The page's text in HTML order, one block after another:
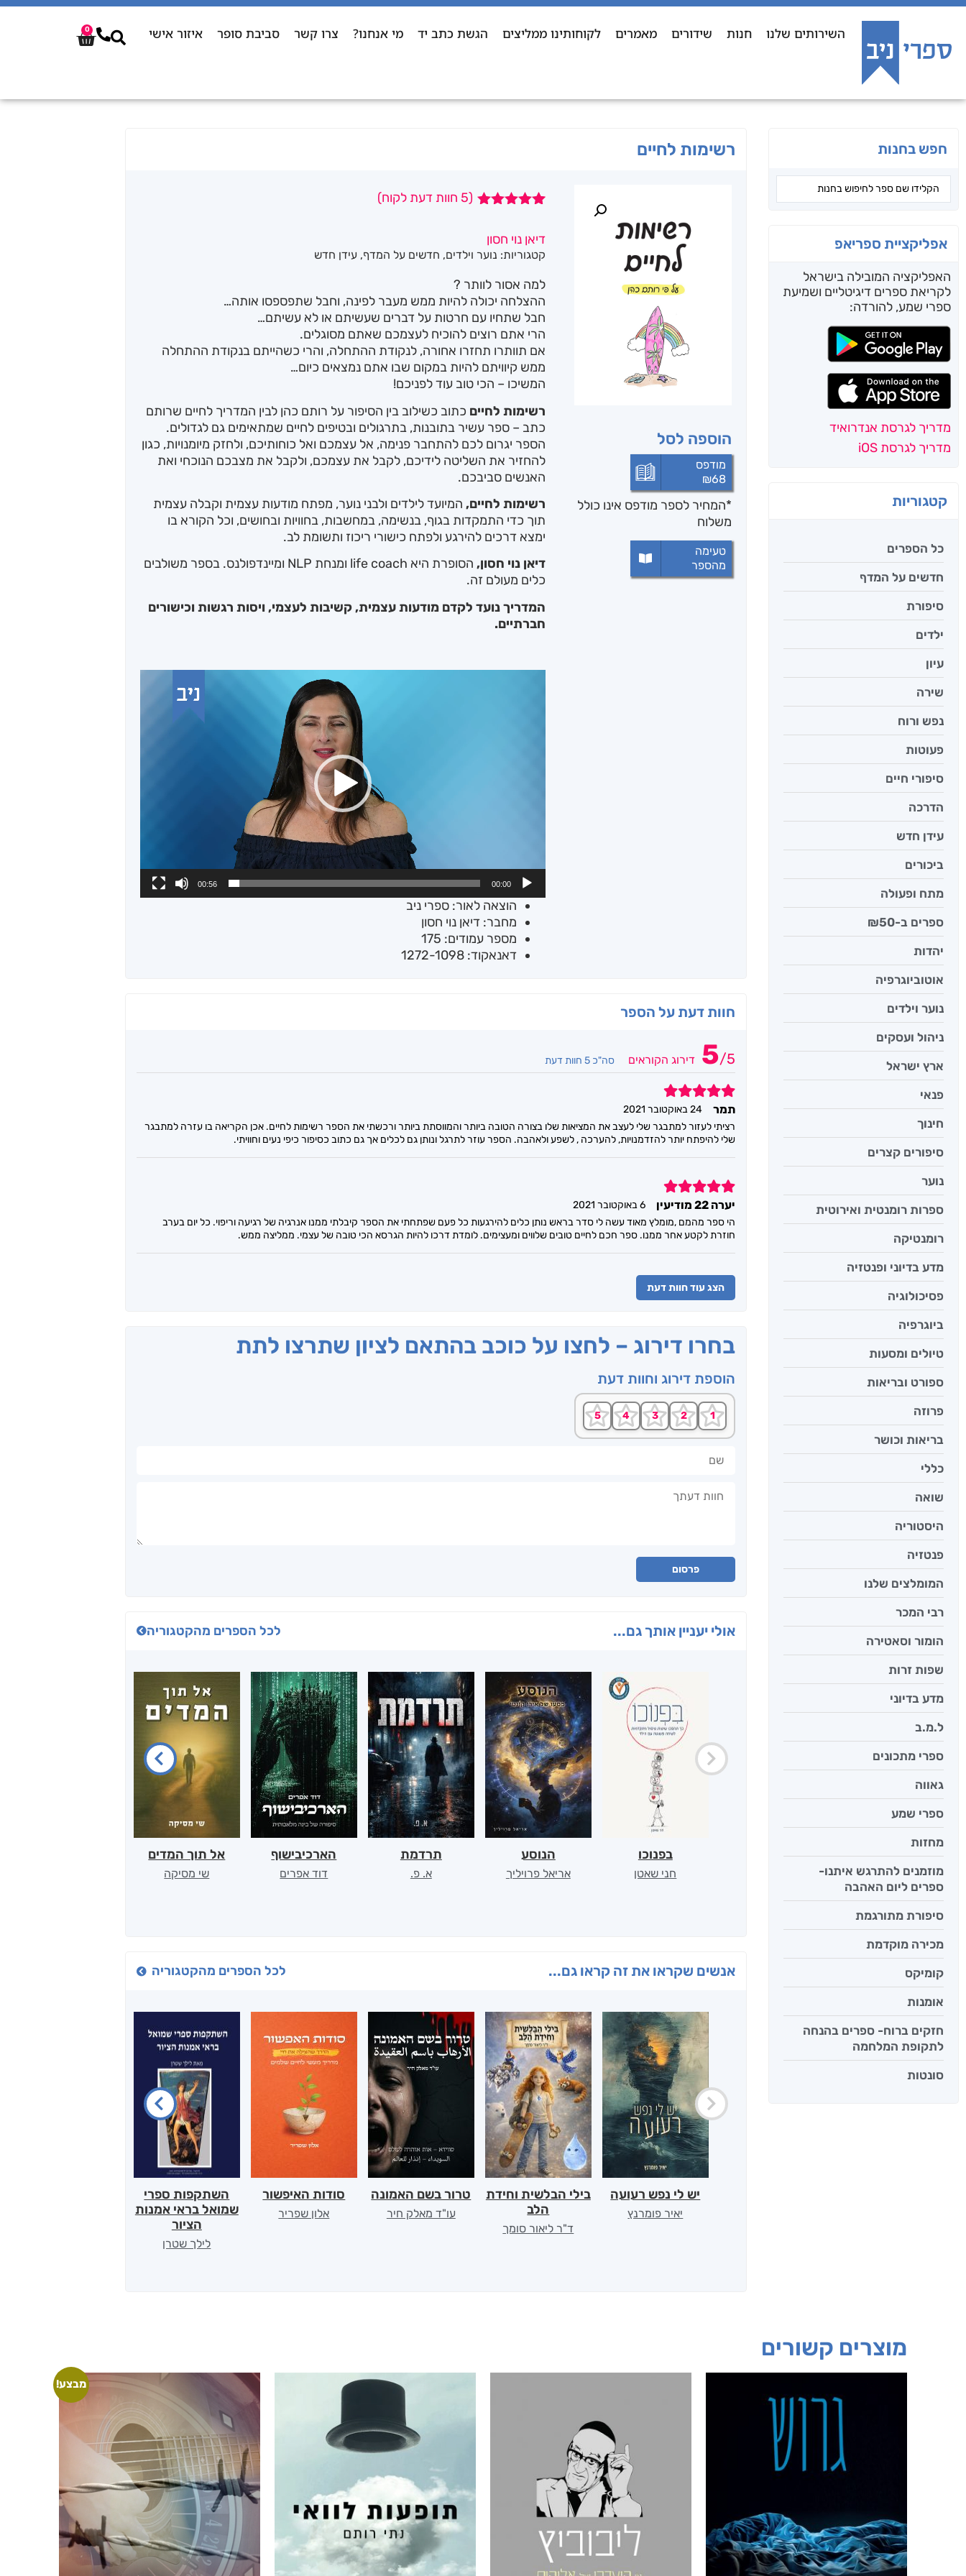
השירותים שלנו חנות שידורים מאמרים לקוחותינו ממליצים הגשת כתב יד מי אנחנו? צרו קשר סביבת סופר איזור אישי 0
חפש בחנות
אפליקציית ספריאפ
האפליקציה המובילה בישראל
לקריאת ספרים דיגיטליים ושמיעת
ספרי שמע, להורדה:
מדריך לגרסת אנדרואיד
מדריך לגרסת iOS
קטגוריות
כל הספרים
חדשים על המדף
סיפורת
ילדים
עיון
שירה
נפש ורוח
פעוטות
סיפורי חיים
הדרכה
עידן חדש
ביכורים
מתח ופעולה
ספרים ב-₪50
יהדות
אוטוביוגרפיה
נוער וילדים
ניהול ועסקים
ארץ ישראל
פנאי
חינוך
סיפורים קצרים
נוער
ספרות רומנטית ואירוטית
רומנטיקה
מדע בדיוני ופנטזיה
פסיכולוגיה
ביוגרפיה
טיולים ומסעות
ספורט ובריאות
פרוזה
בריאות וכושר
כללי
שואה
היסטוריה
פנטזיה
המומלצים שלנו
רבי המכר
הומור וסאטירה
שפות זרות
מדע בדיוני
ל.מ.ב
ספרי מתכונים
גאווה
ספרי שמע
מחזות
מוזמנים להתרגש איתנו-
ספרים ליום האהבה
סיפורת מתורגמת
מכירה מוקדמת
קומיקס
אומנות
חזקים ברוח- ספרים בהנחה
לתקופת המלחמה
סונטות
רשימות לחיים
הוספה לסל
מודפס
₪68
*המחיר לספר מודפס אינו כולל
משלוח
טעימה
מהספר
מבוסס על
דירוגים של
(
5 חוות דעת לקוח)
דיאן נוי חסון
קטגוריות: נוער וילדים, חדשים על המדף, עידן חדש
למה אסור לוותר ?
ההצלחה יכולה להיות ממש מעבר לפינה, וחבל שתפספסו אותה…
חבל שתחיו עם חרטות על דברים שעשיתם או לא עשיתם…
הרי אתם רוצים להוכיח לעצמכם שאתם מסוגלים.
אם תוותרו תחזרו אחורה, לנקודת ההתחלה, והרי כשהייתם בנקודת ההתחלה
ממש קיוויתם להיות במקום שבו אתם נמצאים כיום…
המשיכו – הכי טוב עוד לפניכם!
רשימות לחיים כתוב כשילוב בין הסיפור על רותם כהן לבין המדריך לחיים שרותם
כתב – ספר עשיר בתובנות, בתרגולים ובטיפים לחיים שמתאימים גם לגדולים.
הספר יגרום לכם להתחבר פנימה, אל עצמכם ואל כוחותיכם, ולחזק מיומנויות, כגון
להחזיר את השליטה לידיכם, לקבל את עצמכם, ולקבל את מצבכם הנוכחי ואת
האנשים סביבכם.
רשימות לחיים,המיועד לילדים ולבני נוער, מפתח מודעות עצמית וקבלה עצמית
תוך כדי התמקדות בגוף, בנשימה, במחשבות, בחוויות ובחושים, וכל הקורא בו
ימצא דרכים להירגע ולפתח כישורי ריכוז ותשומת לב.
דיאן נוי חסון,
הסופרת היא life coach ומנחת NLP ומיינדפולנס. בספר משולבים
כלים מעולם זה.
המדריך נועד לקדם מודעות עצמית, קשיבות לעצמי, ויסות רגשות וכישורים
חברתיים.
00:00
00:56
הוצאה לאור: ספרי ניב
מחבר: דיאן נוי חסון
מספר עמודים: 175
דאנאקוד: 1272-1098
חוות דעת על הספר
5/5 דירוג הקוראים סה"כ 5 חוות דעת
5
תמר
24 באוקטובר 2021
רציתי לעזור למתבגר שלי לעצב את המציאות שלו בצורה הטובה ביותר והמווסתת ביותר ורכשתי את הספר רשימות לחיים. אכן הקריאה בו עזרה למתבגר
שלי להיפתח יותר להזדמנויות, להערכה , לשפע ולאהבה. הספר עוזר לתרגל ונותן גם לכלים אך גם כתוב כסיפור כיפי נעים וחוויתי.
5
יערה 22 מודיעין
6 באוקטובר 2021
הי ספר מהמם ,מומלץ מאוד עשה לי סדר בראש נותן כלים להירגעות כל פעם שפתחתי את הספר קיבלתי ממנו אנרגיה של רגיעה וריפוי. כל יום בערב
חוזרת לקטע אחר ממנו. ספר חכם לחיים טובים שלווים ומעצימים. לומדת דרכו להיות הגרסא הכי טובה של עצמי. ממליצה ממש.
הצג עוד חוות דעת
בחרו דירוג – לחצו על כוכב בהתאם לציון שתרצו לתת
הוספת דירוג וחוות דעת
פרסום
אולי יעניין אותך גם... לכל הספרים מהקטגוריה
בפנוכו
חני שאטן
הנוסע
אריאל פרויליך
תרדמת
א. פ.
הארכיבישוף
דוד אפרים
אל תוך המדים
שי מסיקה
אנשים שקראו את זה קראו גם... לכל הספרים מהקטגוריה
יש לי נפש רעועה
יאיר פומרנץ
בילי הבלשית וחידת
הלב
ד"ר ליאור סומך
טרור בשם האמונה
עו"ד מאלק חיר
סודות האיפשור
אלון שפריר
השתקפות ספרי
שמואל בראי אמנות
הציור
לילך שטרן
מוצרים קשורים
מבצע!